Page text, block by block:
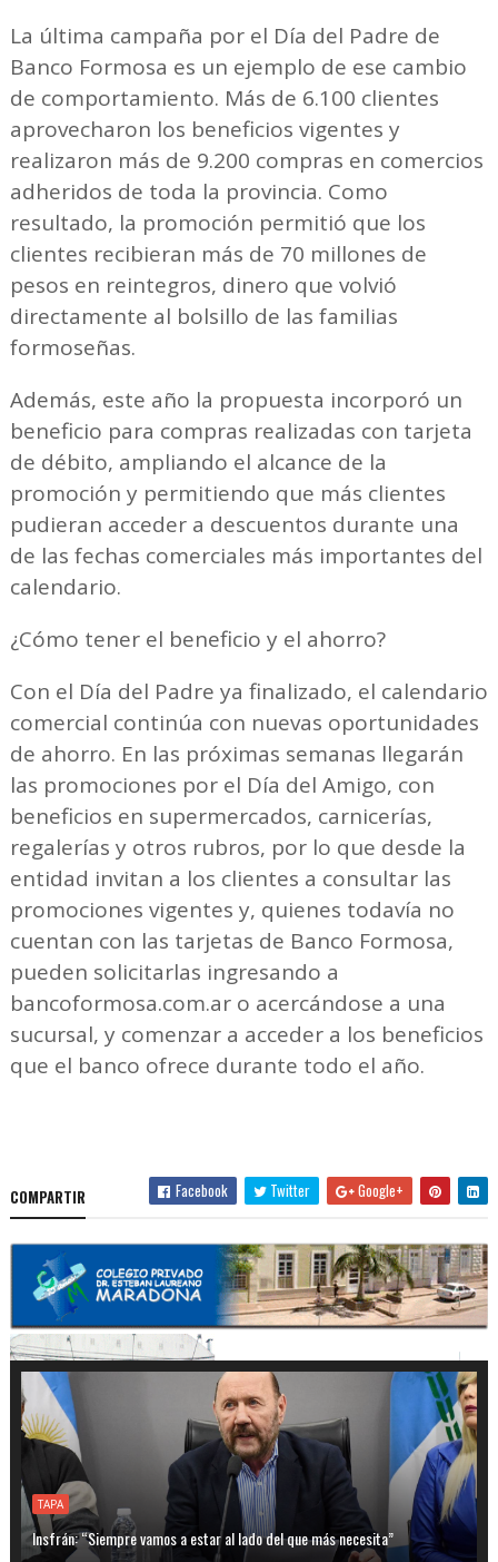
La última campaña por el Día del Padre de
Banco Formosa es un ejemplo de ese cambio
de comportamiento. Más de 6.100 clientes
aprovecharon los beneficios vigentes y
realizaron más de 9.200 compras en comercios
adheridos de toda la provincia. Como
resultado, la promoción permitió que los
clientes recibieran más de 70 millones de
pesos en reintegros, dinero que volvió
directamente al bolsillo de las familias
formoseñas.
Además, este año la propuesta incorporó un
beneficio para compras realizadas con tarjeta
de débito, ampliando el alcance de la
promoción y permitiendo que más clientes
pudieran acceder a descuentos durante una
de las fechas comerciales más importantes del
calendario.
¿Cómo tener el beneficio y el ahorro?
Con el Día del Padre ya finalizado, el calendario
comercial continúa con nuevas oportunidades
de ahorro. En las próximas semanas llegarán
las promociones por el Día del Amigo, con
beneficios en supermercados, carnicerías,
regalerías y otros rubros, por lo que desde la
entidad invitan a los clientes a consultar las
promociones vigentes y, quienes todavía no
cuentan con las tarjetas de Banco Formosa,
pueden solicitarlas ingresando a
bancoformosa.com.ar o acercándose a una
sucursal, y comenzar a acceder a los beneficios
que el banco ofrece durante todo el año.
COMPARTIR Facebook Twitter Google+
TAPA
Insfrán: “Siempre vamos a estar al lado del que más necesita”